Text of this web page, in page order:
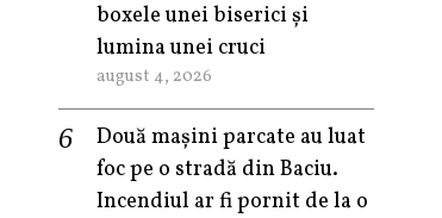
boxele unei biserici și
lumina unei cruci
august 4, 2026
Două mașini parcate au luat
foc pe o stradă din Baciu.
Incendiul ar fi pornit de la o